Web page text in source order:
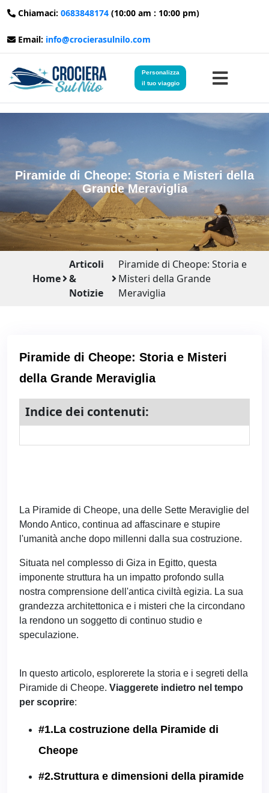
Chiamaci: 0683848174 (10:00 am : 10:00 pm)
Email: info@crocierasulnilo.com
Personalizza
il tuo viaggio
Viaggi in Egitto
Crociere sul Nilo
Viaggi in Giordania
Piramide di Cheope: Storia e Misteri della
Grande Meraviglia
Home
Articoli
&
Notizie
Piramide di Cheope: Storia e
Misteri della Grande
Meraviglia
Piramide di Cheope: Storia e Misteri
della Grande Meraviglia
Indice dei contenuti:
La Piramide di Cheope, una delle Sette Meraviglie del
Mondo Antico, continua ad affascinare e stupire
l'umanità anche dopo millenni dalla sua costruzione.
Situata nel complesso di Giza in Egitto, questa
imponente struttura ha un impatto profondo sulla
nostra comprensione dell'antica civiltà egizia. La sua
grandezza architettonica e i misteri che la circondano
la rendono un soggetto di continuo studio e
speculazione.
In questo articolo, esplorerete la storia e i segreti della
Piramide di Cheope. Viaggerete indietro nel tempo
per scoprire:
#1.La costruzione della Piramide di
Cheope
#2.Struttura e dimensioni della piramide